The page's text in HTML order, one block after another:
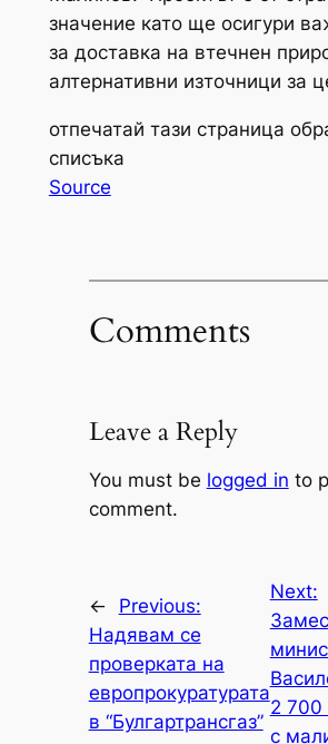
значение като ще осигури
за доставка на втечнен
алтернативни източници за
отпечатай тази страница
списъка
Source
Comments
Leave a Reply
You must be logged in to
comment.
←
Previous:
Надявам се
проверката на
европрокуратурата
в “Булгартрансгаз”
Next:
2 700
с